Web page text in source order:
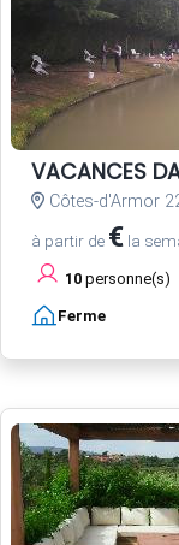
VACANCES
Côtes-d'Armor
à partir de € la
10 personne(s)
Ferme